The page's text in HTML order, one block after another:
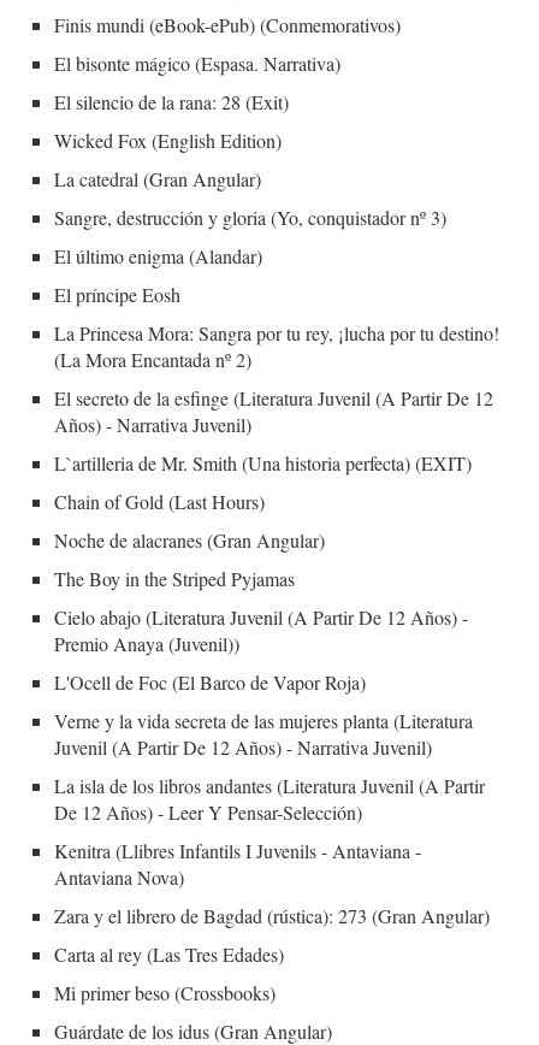
Finis mundi (eBook-ePub) (Conmemorativos)
El bisonte mágico (Espasa. Narrativa)
El silencio de la rana: 28 (Exit)
Wicked Fox (English Edition)
La catedral (Gran Angular)
Sangre, destrucción y gloria (Yo, conquistador nº 3)
El último enigma (Alandar)
El príncipe Eosh
La Princesa Mora: Sangra por tu rey, ¡lucha por tu destino!
(La Mora Encantada nº 2)
El secreto de la esfinge (Literatura Juvenil (A Partir De 12
Años) - Narrativa Juvenil)
L`artilleria de Mr. Smith (Una historia perfecta) (EXIT)
Chain of Gold (Last Hours)
Noche de alacranes (Gran Angular)
The Boy in the Striped Pyjamas
Cielo abajo (Literatura Juvenil (A Partir De 12 Años) -
Premio Anaya (Juvenil))
L'Ocell de Foc (El Barco de Vapor Roja)
Verne y la vida secreta de las mujeres planta (Literatura
Juvenil (A Partir De 12 Años) - Narrativa Juvenil)
La isla de los libros andantes (Literatura Juvenil (A Partir
De 12 Años) - Leer Y Pensar-Selección)
Kenitra (Llibres Infantils I Juvenils - Antaviana -
Antaviana Nova)
Zara y el librero de Bagdad (rústica): 273 (Gran Angular)
Carta al rey (Las Tres Edades)
Mi primer beso (Crossbooks)
Guárdate de los idus (Gran Angular)